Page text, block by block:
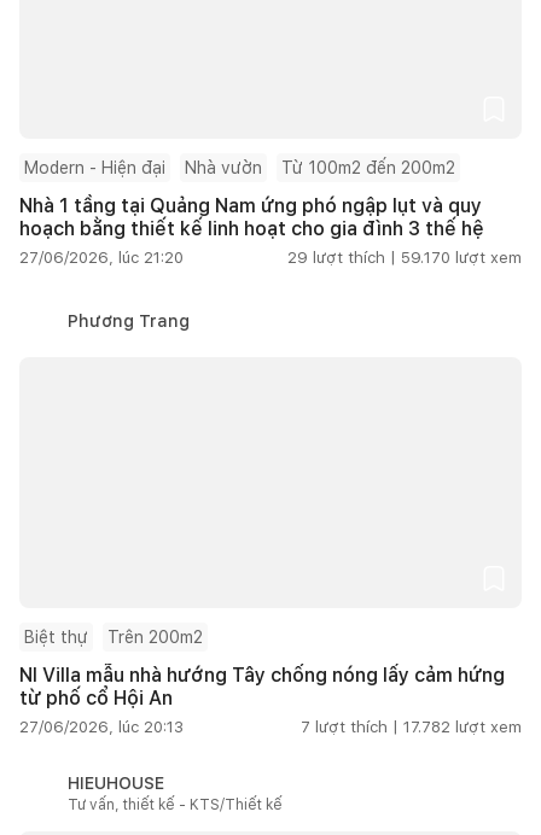
Modern - Hiện đại Nhà vườn Từ 100m2 đến 200m2
Nhà 1 tầng tại Quảng Nam ứng phó ngập lụt và quy
hoạch bằng thiết kế linh hoạt cho gia đình 3 thế hệ
27/06/2026, lúc 21:20 29 lượt thích | 59.170 lượt xem
Phương Trang
Biệt thự Trên 200m2
NI Villa mẫu nhà hướng Tây chống nóng lấy cảm hứng
từ phố cổ Hội An
27/06/2026, lúc 20:13 7 lượt thích | 17.782 lượt xem
HIEUHOUSE
Tư vấn, thiết kế - KTS/Thiết kế